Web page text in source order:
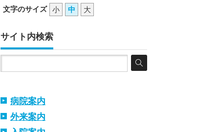
文字のサイズ 小 中 大
サイト内検索
病院案内
外来案内